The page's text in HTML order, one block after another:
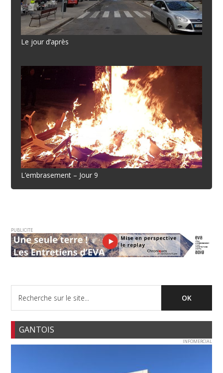
Le jour d’après
L’embrasement – Jour 9
PUBLICITE
GANTOIS
INFOMERCIAL